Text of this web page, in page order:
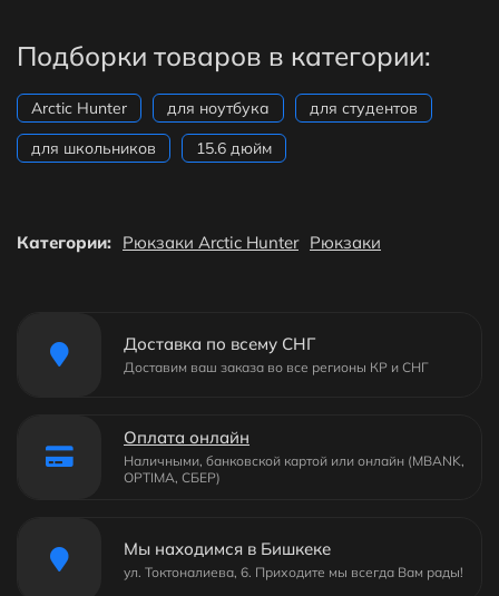
Подборки товаров в категории:
Arctic Hunter для ноутбука
для студентов
для школьников
15.6 дюйм
Категории: Рюкзаки Arctic Hunter Рюкзаки
Доставка по всему СНГ
Доставим ваш заказа во все регионы КР и СНГ
Оплата онлайн
Наличными, банковской картой или онлайн (MBANK,
OPTIMA, СБЕР)
Мы находимся в Бишкеке
ул. Токтоналиева, 6. Приходите мы всегда Вам рады!